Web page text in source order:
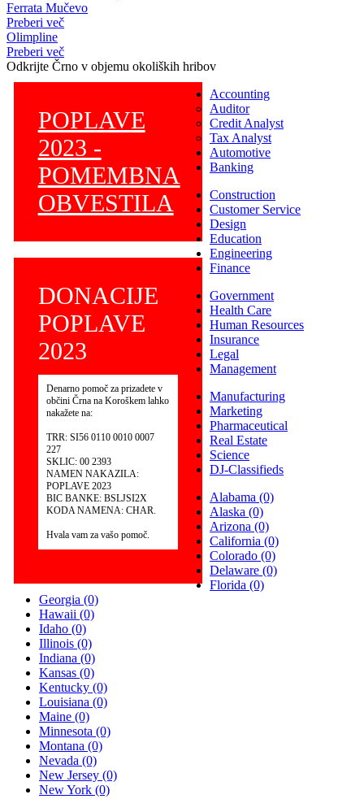
Ferrata Mučevo
Preberi več
Olimpline
Preberi več
Odkrijte Črno v objemu okoliških hribov
POPLAVE
2023 -
POMEMBNA
OBVESTILA
DONACIJE
POPLAVE
2023
Denarno pomoč za prizadete v
občini Črna na Koroškem lahko
nakažete na:
TRR: SI56 0110 0010 0007
227
SKLIC: 00 2393
NAMEN NAKAZILA:
POPLAVE 2023
BIC BANKE: BSLJSI2X
KODA NAMENA: CHAR.
Hvala vam za vašo pomoč.
Accounting
Auditor
Credit Analyst
Tax Analyst
Automotive
Banking
Construction
Customer Service
Design
Education
Engineering
Finance
Government
Health Care
Human Resources
Insurance
Legal
Management
Manufacturing
Marketing
Pharmaceutical
Real Estate
Science
DJ-Classifieds
Alabama(0)
Alaska(0)
Arizona(0)
California(0)
Colorado(0)
Delaware(0)
Florida(0)
Georgia (0)
Hawaii (0)
Idaho (0)
Illinois (0)
Indiana (0)
Kansas (0)
Kentucky (0)
Louisiana (0)
Maine (0)
Minnesota (0)
Montana (0)
Nevada (0)
New Jersey (0)
New York (0)